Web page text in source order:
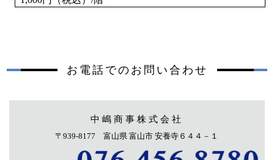
お電話でのお問い合わせ
中嶋商事株式会社
〒939-8177 富山県 富山市 安養寺６４４－１